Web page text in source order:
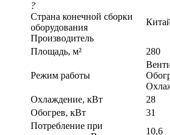
?
Страна конечной сборки
оборудования
Производитель
Площадь, м² 280
Режим работы
Охлаждение, кВт
28
Обогрев, кВт
31
Потребление при
10,6